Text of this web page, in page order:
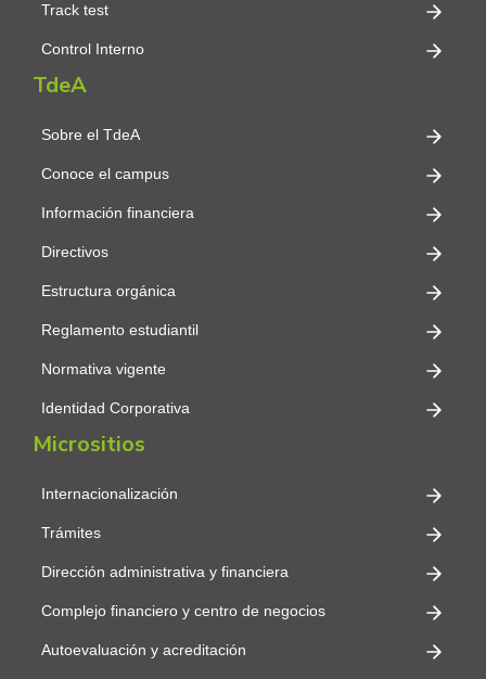
Track test
Control Interno
TdeA
Sobre el TdeA
Conoce el campus
Información financiera
Directivos
Estructura orgánica
Reglamento estudiantil
Normativa vigente
Identidad Corporativa
Micrositios
Internacionalización
Trámites
Dirección administrativa y financiera
Complejo financiero y centro de negocios
Autoevaluación y acreditación